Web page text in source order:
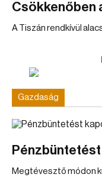
Csökkenőben
A Tiszán rendkívül
Gazdaság
Pénzbüntetést
Megtévesztő módon